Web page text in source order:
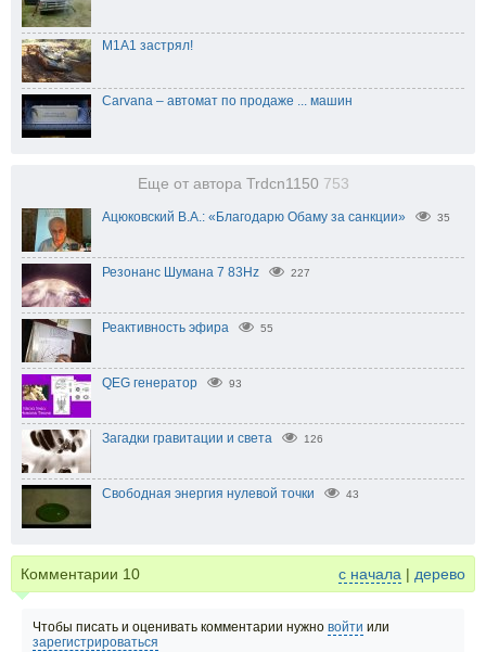
M1A1 застрял!
Carvana – автомат по продаже ... машин
Еще от автора Trdcn1150 753
Ацюковский В.А.: «Благодарю Обаму за санкции» 35
Резонанс Шумана 7 83Hz 227
Реактивность эфира 55
QEG генератор 93
Загадки гравитации и света 126
Свободная энергия нулевой точки 43
Комментарии 10 с начала | дерево
Чтобы писать и оценивать комментарии нужно войти или
зарегистрироваться